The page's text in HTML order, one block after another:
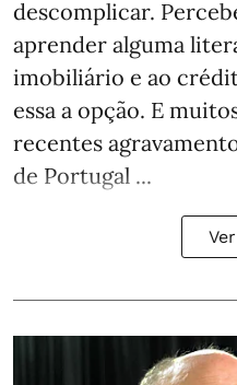
descomplicar.
aprender alguma
imobiliário e ao
essa a opção. E
recentes
de Portugal ...